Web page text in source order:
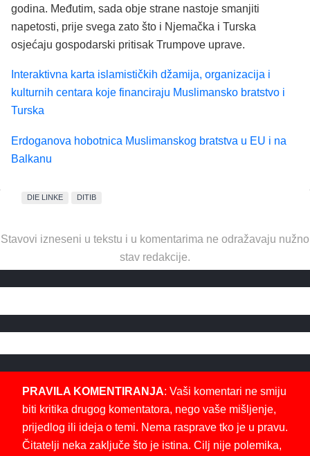
godina. Međutim, sada obje strane nastoje smanjiti
napetosti, prije svega zato što i Njemačka i Turska
osjećaju gospodarski pritisak Trumpove uprave.
Interaktivna karta islamističkih džamija, organizacija i
kulturnih centara koje financiraju Muslimansko bratstvo i
Turska
Erdoganova hobotnica Muslimanskog bratstva u EU i na
Balkanu
DIE LINKE DITIB
Stavovi izneseni u tekstu i u komentarima ne odražavaju nužno
stav redakcije.
PRAVILA KOMENTIRANJA: Vaši komentari ne smiju
biti kritika drugog komentatora, nego vaše mišljenje,
prijedlog ili ideja o temi. Nema rasprave tko je u pravu.
Čitatelji neka zaključe što je istina. Cilj nije polemika,